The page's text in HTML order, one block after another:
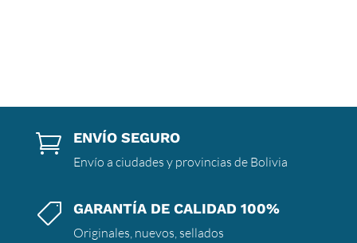
 ENVÍO SEGURO
Envío a ciudades y provincias de Bolivia
 GARANTÍA DE CALIDAD 100%
Originales, nuevos, sellados